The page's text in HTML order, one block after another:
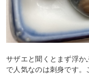
サザエと聞くとまず浮
で人気なのは刺身です。